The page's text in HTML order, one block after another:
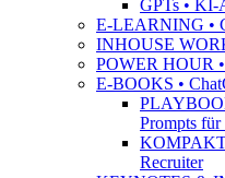
GPTs • KI-
E-LEARNING •
INHOUSE
POWER HOUR
E-BOOKS •
Prompts für
Recruiter